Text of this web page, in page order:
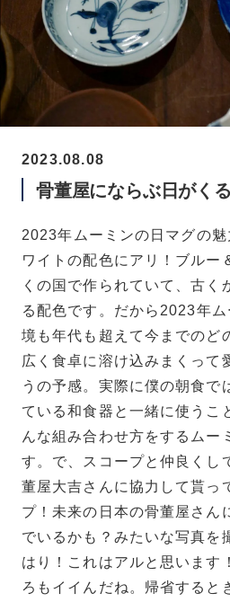
2023.08.08
骨董屋にならぶ日がく
2023年ムーミンの日マグの
ワイトの配色にアリ！ブルー
くの国で作られていて、古く
る配色です。だから2023年
境も年代も超えて今までのど
広く食卓に溶け込みまくって
うの予感。実際に僕の朝食で
ている和食器と一緒に使うこ
んな組み合わせ方をするムー
す。で、スコープと仲良くし
董屋大吉さんに協力して貰っ
プ！未来の日本の骨董屋さん
でいるかも？みたいな写真を
はり！これはアルと思います
ろもイイんだね。帰省すると